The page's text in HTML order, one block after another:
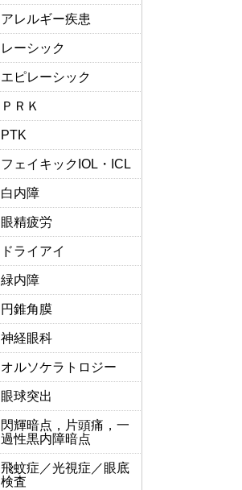
アレルギー疾患
レーシック
エピレーシック
ＰＲＫ
PTK
フェイキックIOL・ICL
白内障
眼精疲労
ドライアイ
緑内障
円錐角膜
神経眼科
オルソケラトロジー
眼球突出
閃輝暗点，片頭痛，一
過性黒内障暗点
飛蚊症／光視症／眼底
検査